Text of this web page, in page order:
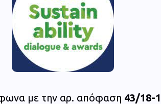
με την αρ. απόφαση 43/18-